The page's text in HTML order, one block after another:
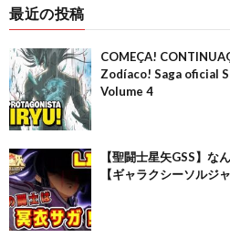
最近の投稿
COMEÇA!
Zodíaco! Saga oficial
Volume 4
【聖闘士星矢GSS】な
【ギャラクシーソルジャ